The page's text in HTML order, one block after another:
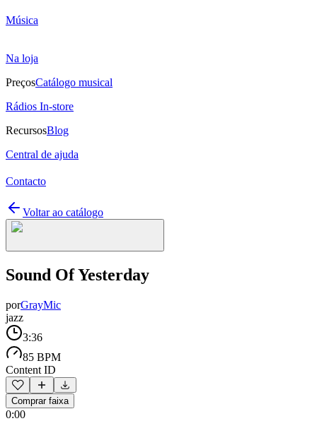
Música
Na loja
PreçosCatálogo musical
Rádios In-store
RecursosBlog
Central de ajuda
Contacto
Voltar ao catálogo
Sound Of Yesterday
porGrayMic
jazz
3:36
85 BPM
Content ID
Comprar faixa
0:00